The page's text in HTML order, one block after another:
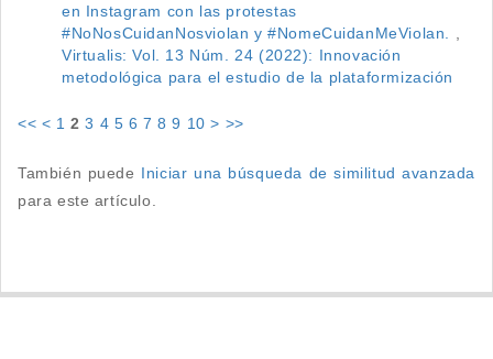
en Instagram con las protestas
#NoNosCuidanNosviolan y #NomeCuidanMeViolan.
Virtualis: Vol. 13 Núm. 24 (2022): Innovación
metodológica para el estudio de la plataformización
<< < 1 2 3 4 5 6 7 8 9 10 > >>
También puede Iniciar una búsqueda de similitud avanzada
para este artículo.